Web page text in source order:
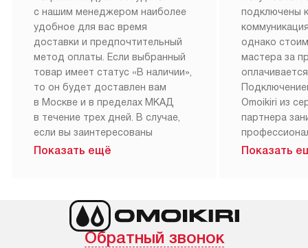
с нашим менеджером наиболее
удобное для вас время
доставки и предпочтительный
метод оплаты. Если выбранный
товар имеет статус «В наличии»,
то он будет доставлен вам
в Москве и в пределах МКАД
в течение трех дней. В случае,
если вы заинтересованы
в товаре, который доступен
менеджером на сайте. Товары
с особым лейблом
доставляются бесплатно
Показать ещё
подключены
однако
мастера за
Omoikiri из
партнера
Наш сервис
Показать
Обратный звонок